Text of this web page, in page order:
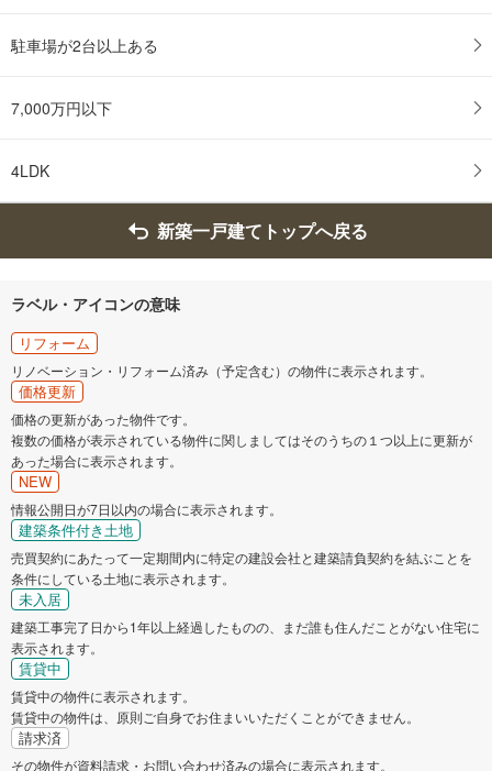
駐車場が2台以上ある
7,000万円以下
4LDK
新築一戸建てトップへ戻る
ラベル・アイコンの意味
リフォーム
リノベーション・リフォーム済み（予定含む）の物件に表示されます。
価格更新
価格の更新があった物件です。
複数の価格が表示されている物件に関しましてはそのうちの１つ以上に更新が
あった場合に表示されます。
NEW
情報公開日が7日以内の場合に表示されます。
建築条件付き土地
売買契約にあたって一定期間内に特定の建設会社と建築請負契約を結ぶことを
条件にしている土地に表示されます。
未入居
建築工事完了日から1年以上経過したものの、まだ誰も住んだことがない住宅に
表示されます。
賃貸中
賃貸中の物件に表示されます。
賃貸中の物件は、原則ご自身でお住まいいただくことができません。
請求済
その物件が資料請求・お問い合わせ済みの場合に表示されます。